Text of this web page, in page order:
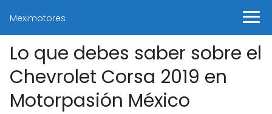
Meximotores
Lo que debes saber sobre el
Chevrolet Corsa 2019 en
Motorpasión México